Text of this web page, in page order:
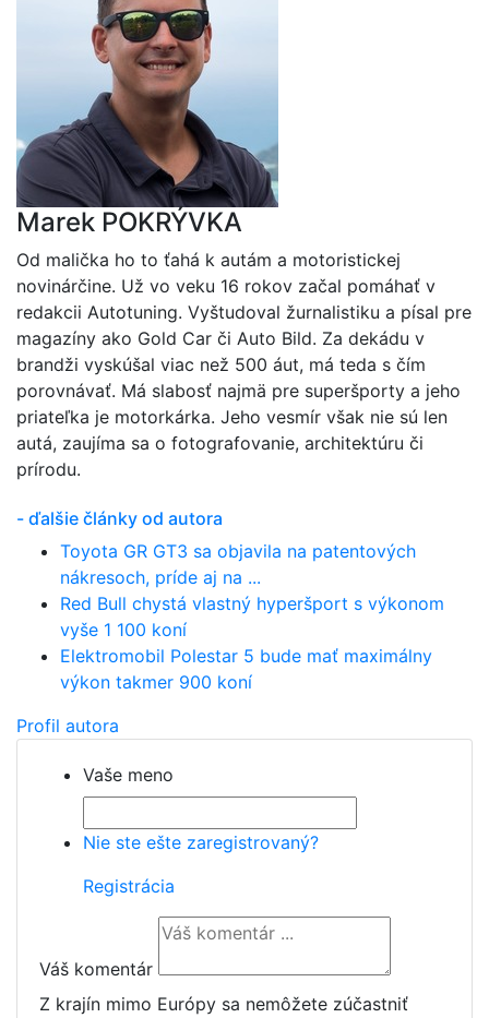
Marek POKRÝVKA
Od malička ho to ťahá k autám a motoristickej
novinárčine. Už vo veku 16 rokov začal pomáhať v
redakcii Autotuning. Vyštudoval žurnalistiku a písal pre
magazíny ako Gold Car či Auto Bild. Za dekádu v
brandži vyskúšal viac než 500 áut, má teda s čím
porovnávať. Má slabosť najmä pre superšporty a jeho
priateľka je motorkárka. Jeho vesmír však nie sú len
autá, zaujíma sa o fotografovanie, architektúru či
prírodu.
- ďalšie články od autora
Toyota GR GT3 sa objavila na patentových
nákresoch, príde aj na ...
Red Bull chystá vlastný hyperšport s výkonom
vyše 1 100 koní
Elektromobil Polestar 5 bude mať maximálny
výkon takmer 900 koní
Profil autora
Vaše meno
Nie ste ešte zaregistrovaný?
Registrácia
Váš komentár
Z krajín mimo Európy sa nemôžete zúčastniť